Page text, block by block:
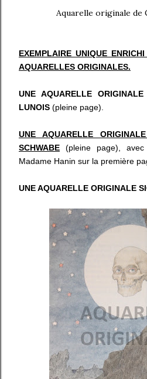
Aquarelle originale de
EXEMPLAIRE UNIQUE
AQUARELLES ORIGINALES.
UNE AQUARELLE
LUNOIS (pleine page).
UNE AQUARELLE
SCHWABE (pleine page),
Madame Hanin sur la première
UNE AQUARELLE ORIGINALE